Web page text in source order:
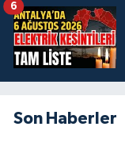
6
Son Haberler